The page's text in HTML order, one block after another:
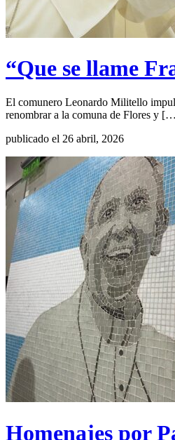
“Que se llame
El comunero Leonardo Militello
renombrar a la comuna de Flores y
publicado el 26 abril, 2026
Homenajes por